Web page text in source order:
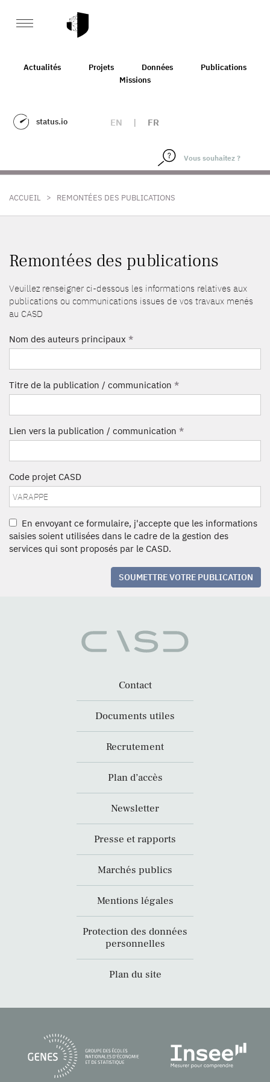
Actualités Projets Données
Publications
Missions
status.io EN | FR
ACCUEIL > REMONTÉES DES PUBLICATIONS
Remontées des publications
Veuillez renseigner ci-dessous les informations relatives aux
publications ou communications issues de vos travaux menés
au CASD
Nom des auteurs principaux *
Titre de la publication / communication *
Lien vers la publication / communication *
Code projet CASD
En envoyant ce formulaire, j'accepte que les informations
saisies soient utilisées dans le cadre de la gestion des
services qui sont proposés par le CASD.
SOUMETTRE VOTRE PUBLICATION
Contact
Documents utiles
Recrutement
Plan d’accès
Newsletter
Presse et rapports
Marchés publics
Mentions légales
Protection des données
personnelles
Plan du site